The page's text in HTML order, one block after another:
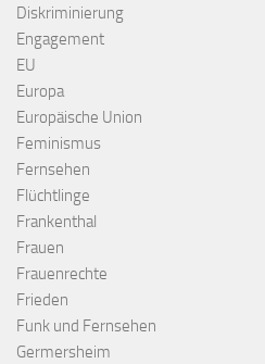
Diskriminierung
Engagement
EU
Europa
Europäische Union
Feminismus
Fernsehen
Flüchtlinge
Frankenthal
Frauen
Frauenrechte
Frieden
Funk und Fernsehen
Germersheim